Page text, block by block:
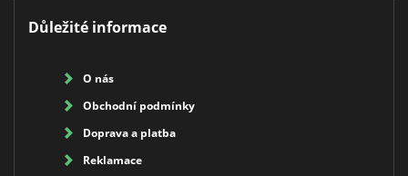
Důležité informace
O nás
Obchodní podmínky
Doprava a platba
Reklamace